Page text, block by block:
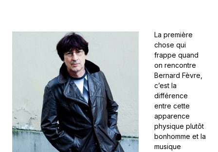
La première
chose qui
frappe quand
on rencontre
Bernard Fèvre,
c’est la
différence
entre cette
apparence
physique plutôt
bonhomme et la
musique